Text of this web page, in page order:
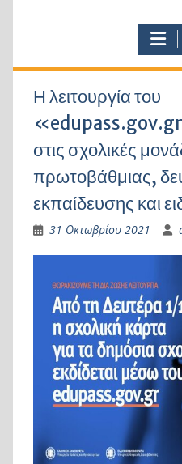
Η λειτουργία του
στις σχολικές
πρωτοβάθμιας,
εκπαίδευσης και
31 Οκτωβρίου 2021